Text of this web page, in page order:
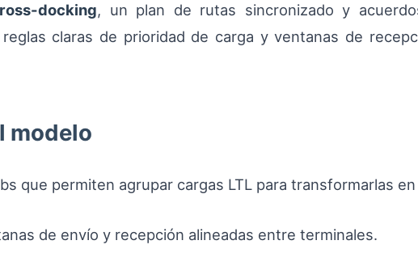
docking, un plan de rutas sincronizado y
claras de prioridad de carga y ventanas de
modelo
que permiten agrupar cargas LTL para transformarlas
de envío y recepción alineadas entre terminales.